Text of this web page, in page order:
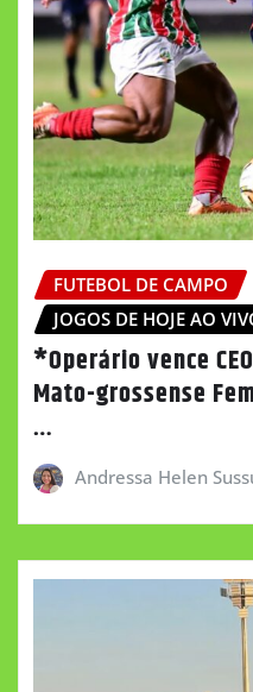
FUTEBOL DE CAMPO
JOGOS DE HOJE AO
*Operário vence
Mato-grossense
…
Andressa Helen